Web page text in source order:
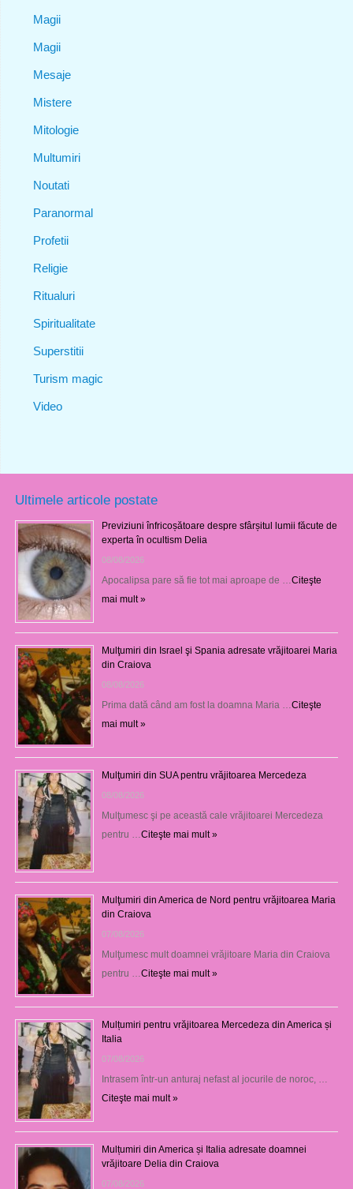
Magii
Magii
Mesaje
Mistere
Mitologie
Multumiri
Noutati
Paranormal
Profetii
Religie
Ritualuri
Spiritualitate
Superstitii
Turism magic
Video
Ultimele articole postate
Previziuni înfricoșătoare despre sfârșitul lumii făcute de
experta în ocultism Delia
08/08/2026
Apocalipsa pare să fie tot mai aproape de … Citeşte
mai mult »
Mulţumiri din Israel şi Spania adresate vrăjitoarei Maria
din Craiova
08/08/2026
Prima dată când am fost la doamna Maria … Citeşte
mai mult »
Mulţumiri din SUA pentru vrăjitoarea Mercedeza
08/08/2026
Mulţumesc şi pe această cale vrăjitoarei Mercedeza
pentru … Citeşte mai mult »
Mulţumiri din America de Nord pentru vrăjitoarea Maria
din Craiova
07/08/2026
Mulţumesc mult doamnei vrăjitoare Maria din Craiova
pentru … Citeşte mai mult »
Mulțumiri pentru vrăjitoarea Mercedeza din America și
Italia
07/08/2026
Intrasem într-un anturaj nefast al jocurile de noroc, …
Citeşte mai mult »
Mulțumiri din America și Italia adresate doamnei
vrăjitoare Delia din Craiova
07/08/2026